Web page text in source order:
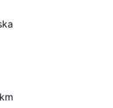
km